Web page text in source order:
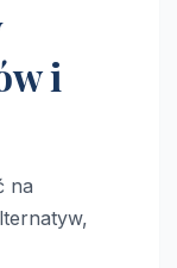
i
na